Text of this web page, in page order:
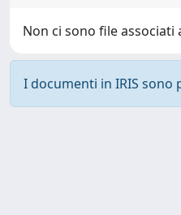
Non ci sono file
I documenti in IRIS